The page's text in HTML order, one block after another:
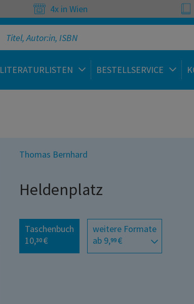
4x in Wien
LITERATURLISTEN BESTELLSERVICE
Thomas Bernhard
Heldenplatz
Taschenbuch
10,30 €
weitere Formate
ab 9,99 €